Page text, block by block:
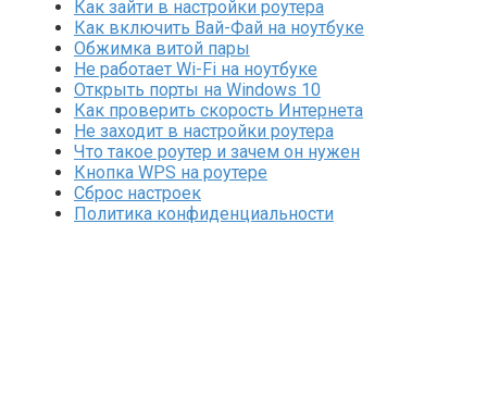
Как зайти в настройки роутера
Как включить Вай-Фай на ноутбуке
Обжимка витой пары
Не работает Wi-Fi на ноутбуке
Открыть порты на Windows 10
Как проверить скорость Интернета
Не заходит в настройки роутера
Что такое роутер и зачем он нужен
Кнопка WPS на роутере
Сброс настроек
Политика конфиденциальности